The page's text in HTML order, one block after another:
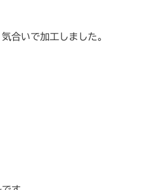
合いで加工しました。